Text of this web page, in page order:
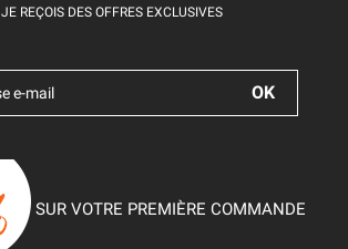
JE REÇOIS DES OFFRES EXCLUSIVES
SUR VOTRE PREMIÈRE COMMANDE